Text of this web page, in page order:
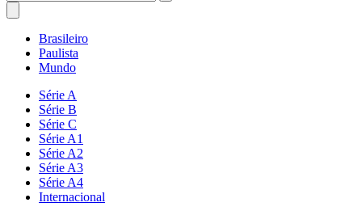
Brasileiro
Paulista
Mundo
Série A
Série B
Série C
Série A1
Série A2
Série A3
Série A4
Internacional